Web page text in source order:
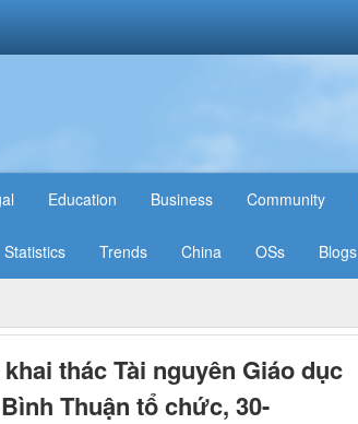
Education Business Community
Statistics Trends China OSs Blogs
thác Tài nguyên Giáo dục
Thuận tổ chức, 30-